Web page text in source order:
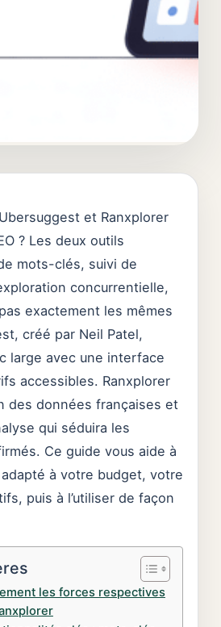
et Ranxplorer
? Les deux outils
mots-clés, suivi de
concurrentielle,
exactement les mêmes
créé par Neil Patel,
large avec une interface
accessibles. Ranxplorer
des données françaises et
qui séduira les
Ce guide vous aide à
à votre budget, votre
puis à l’utiliser de façon
les forces respectives